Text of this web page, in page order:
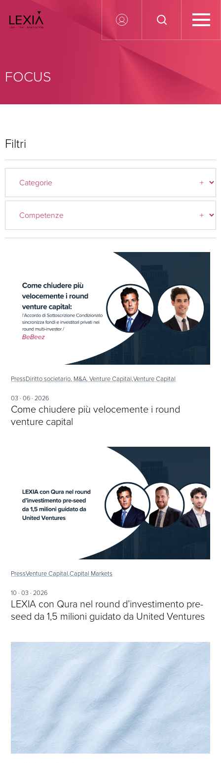
FOCUS
Filtri
PressDiritto societario, M&A, Venture Capital,Venture Capital
03 · 06 · 2026
Come chiudere più velocemente i round
venture capital
PressVenture Capital,Capital Markets
10 · 03 · 2026
LEXIA con Qura nel round d’investimento pre-
seed da 1,5 milioni guidato da United Ventures